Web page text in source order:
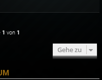
1 von 1
Gehe zu